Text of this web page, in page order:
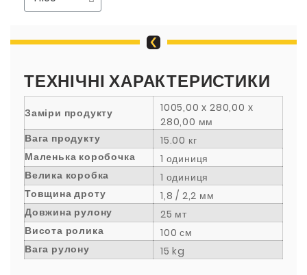
ТЕХНІЧНІ ХАРАКТЕРИСТИКИ
Заміри продукту
1005,00 x 280,00 x
280,00 мм
Вага продукту
15.00 кг
Маленька коробочка
1 одиниця
Велика коробка
1 одиниця
Товщина дроту
1,8 / 2,2 мм
Довжина рулону
25 мт
Висота ролика
100 см
Вага рулону
15 kg